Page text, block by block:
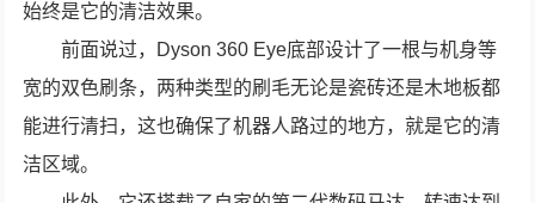
始终是它的清洁效果。
前面说过，Dyson 360 Eye底部设计了一根与机身等
宽的双色刷条，两种类型的刷毛无论是瓷砖还是木地板都
能进行清扫，这也确保了机器人路过的地方，就是它的清
洁区域。